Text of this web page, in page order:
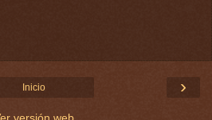
›
Inicio